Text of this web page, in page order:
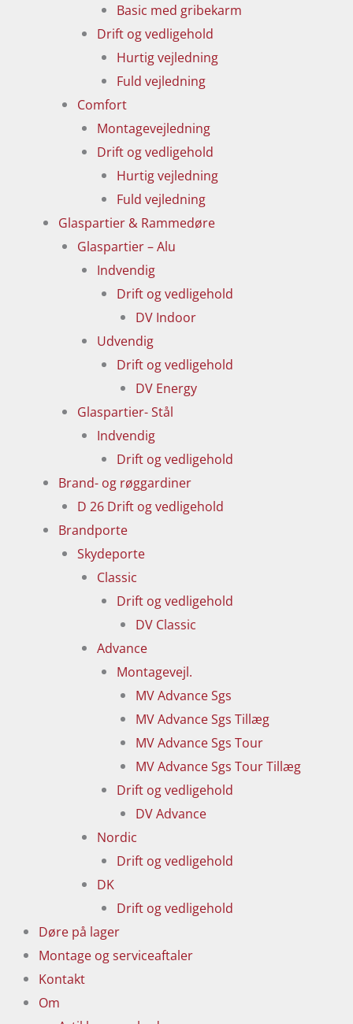
Basic med gribekarm
Drift og vedligehold
Hurtig vejledning
Fuld vejledning
Comfort
Montagevejledning
Drift og vedligehold
Hurtig vejledning
Fuld vejledning
Glaspartier & Rammedøre
Glaspartier – Alu
Indvendig
Drift og vedligehold
DV Indoor
Udvendig
Drift og vedligehold
DV Energy
Glaspartier- Stål
Indvendig
Drift og vedligehold
Brand- og røggardiner
D 26 Drift og vedligehold
Brandporte
Skydeporte
Classic
Drift og vedligehold
DV Classic
Advance
Montagevejl.
MV Advance Sgs
MV Advance Sgs Tillæg
MV Advance Sgs Tour
MV Advance Sgs Tour Tillæg
Drift og vedligehold
DV Advance
Nordic
Drift og vedligehold
DK
Drift og vedligehold
Døre på lager
Montage og serviceaftaler
Kontakt
Om